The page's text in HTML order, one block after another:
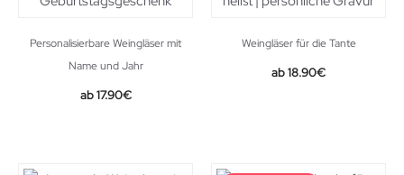
Personalisierbare Weingläser mit
Name und Jahr
17.90€
Weingläser für die Tante
18.90€